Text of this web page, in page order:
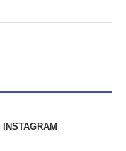
INSTAGRAM